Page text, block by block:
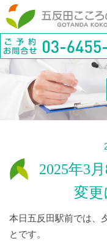
2025年3
変
本日五反田駅前では、
とです。